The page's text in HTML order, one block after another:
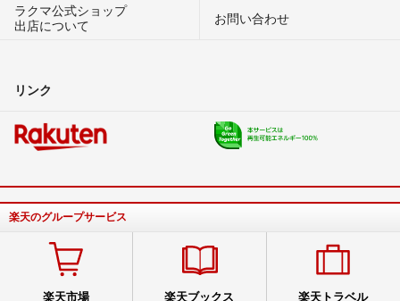
ラクマ公式ショップ
出店について
お問い合わせ
リンク
楽天のグループサービス
楽天市場 楽天ブックス 楽天トラベル